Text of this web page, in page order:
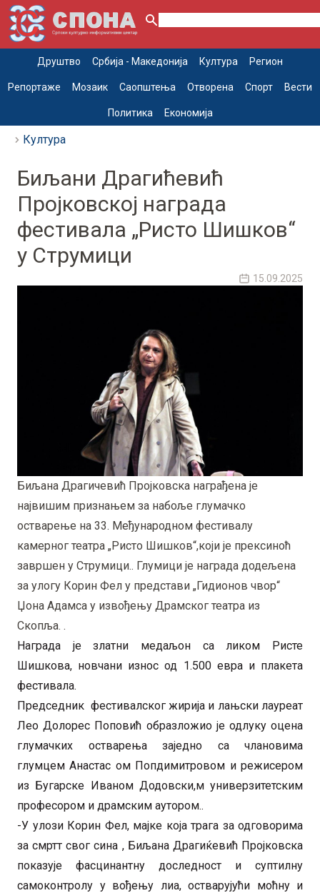
Друштво Србија - Македонија Култура Регион
Репортаже Мозаик Саопштења Отворена Спорт Вести
Политика Економија
Култура
Биљани Драгићевић
Пројковској награда
фестивала „Ристо Шишков“
у Струмици
15.09.2025
Биљана Драгичевић Пројковска награђена је
највишим признањем за набоље глумачко
остварење на 33. Међународном фестивалу
камерног театра „Ристо Шишков“,који је прексиноћ
завршен у Струмици.. Глумици је награда додељена
за улогу Корин Фел у представи „Гидионов чвор“
Џона Адамса у извођењу Драмског театра из
Скопља. .
Награда је златни медаљон са ликом Ристе
Шишкова, новчани износ од 1.500 евра и плакета
фестивала.
Председник фестивалског жирија и лањски лауреат
Лео Долорес Поповић образложио је одлуку оцена
глумачких остварења заједно са члановима
глумцем Анастас ом Попдимитровом и режисером
из Бугарске Иваном Додовски,м универзитетским
професором и драмским аутором..
-У улози Корин Фел, мајке која трага за одговорима
за смртт свог сина , Биљана Драгиќевић Пројковска
показује фасцинантну доследност и суптилну
самоконтролу у вођењу лиа, остварујући моћну и